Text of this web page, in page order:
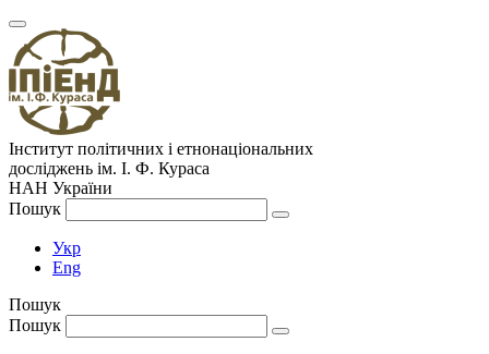
Інститут політичних і етнонаціональних
досліджень ім. І. Ф. Кураса
НАН України
Пошук
Укр
Eng
Пошук
Пошук